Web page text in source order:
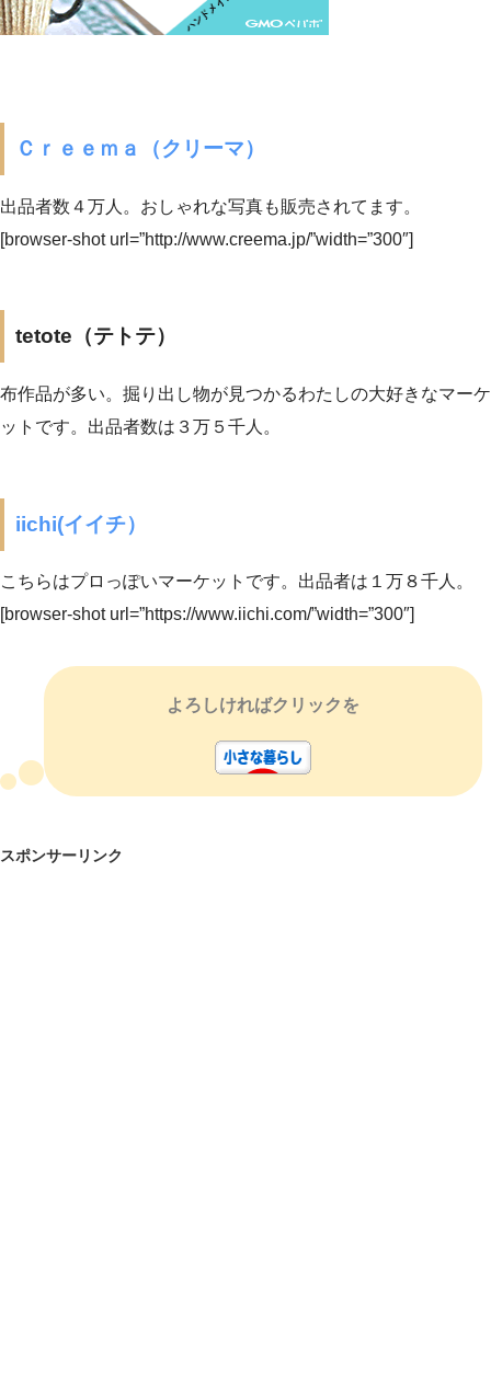
Ｃｒｅｅｍａ（クリーマ）
出品者数４万人。おしゃれな写真も販売されてます。
[browser-shot url=”http://www.creema.jp/”width=”300″]
tetote（テトテ）
布作品が多い。掘り出し物が見つかるわたしの大好きなマーケ
ットです。出品者数は３万５千人。
iichi(イイチ）
こちらはプロっぽいマーケットです。出品者は１万８千人。
[browser-shot url=”https://www.iichi.com/”width=”300″]
よろしければクリックを
スポンサーリンク